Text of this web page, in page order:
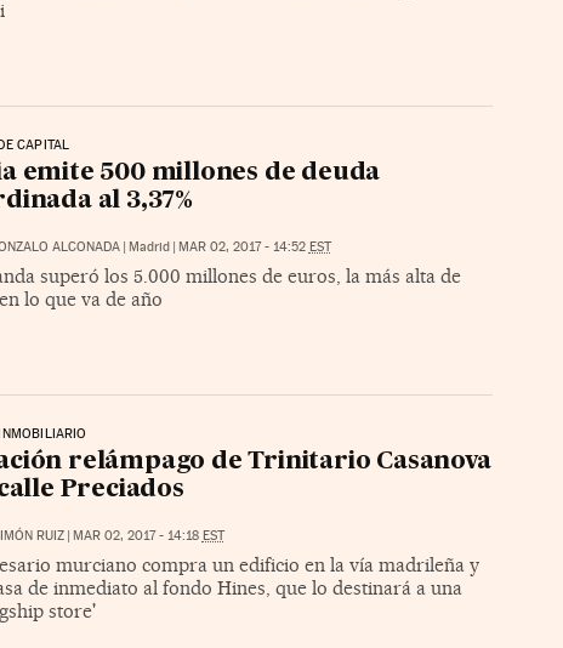
CAPITAL
emite 500 millones de deuda
al 3,37%
ALCONADA Madrid MAR 02, 2017 - 14:52 EST
superó los 5.000 millones de euros, la más alta de
lo que va de año
relámpago de Trinitario Casanova
Preciados
RUIZ | MAR 02, 2017 - 14:18 EST
murciano compra un edificio en la vía madrileña y
de inmediato al fondo Hines, que lo destinará a una
store'